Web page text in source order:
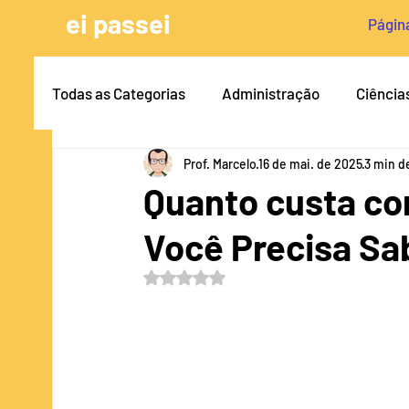
ei passei
Todas as Categorias Administração
Arquitetura e Urbanismo Antiplágio &
Engenharia Civil Dicas para TCC
Quanto custa
Você Precisa
Prof. Marcelo16 de mai. de 20253 min
Avaliado com NaN de 5 estrelas.